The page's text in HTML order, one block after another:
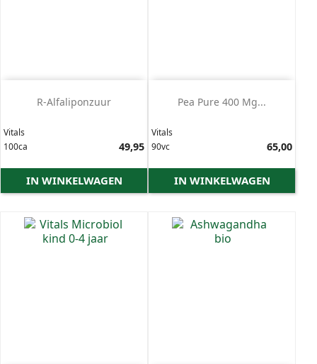
R-Alfaliponzuur
Vitals
100ca
49,95
IN WINKELWAGEN
Pea Pure 400 Mg...
Vitals
90vc
65,00
IN WINKELWAGEN